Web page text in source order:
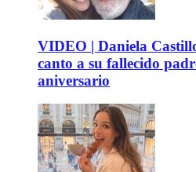
VIDEO | Daniela
canto a su fallecido
aniversario